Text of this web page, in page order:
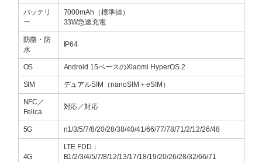
バッテリ
ー
7000mAh（標準値）
33W急速充電
防塵・防
水
IP64
OS Android 15ベースのXiaomi HyperOS 2
SIM デュアルSIM（nanoSIM＋eSIM）
NFC／
Felica
対応／対応
5G n1/3/5/7/8/20/28/38/40/41/66/77/78/71/2/12/26/48
4G
LTE FDD：
B1/2/3/4/5/7/8/12/13/17/18/19/20/26/28/32/66/71